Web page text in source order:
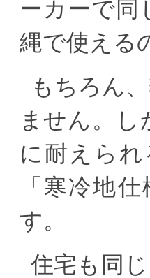
ーカーで同
縄で使える
もちろん
ません。
に耐えら
「寒冷地
す。
住宅も同